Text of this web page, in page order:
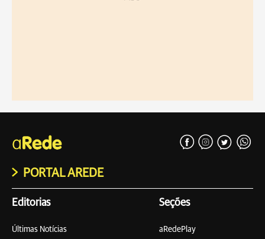
PORTAL AREDE
Editorias
Últimas Notícias
Seções
aRedePlay